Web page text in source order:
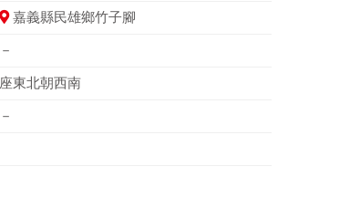
嘉義縣民雄鄉竹子腳
－
座東北朝西南
－